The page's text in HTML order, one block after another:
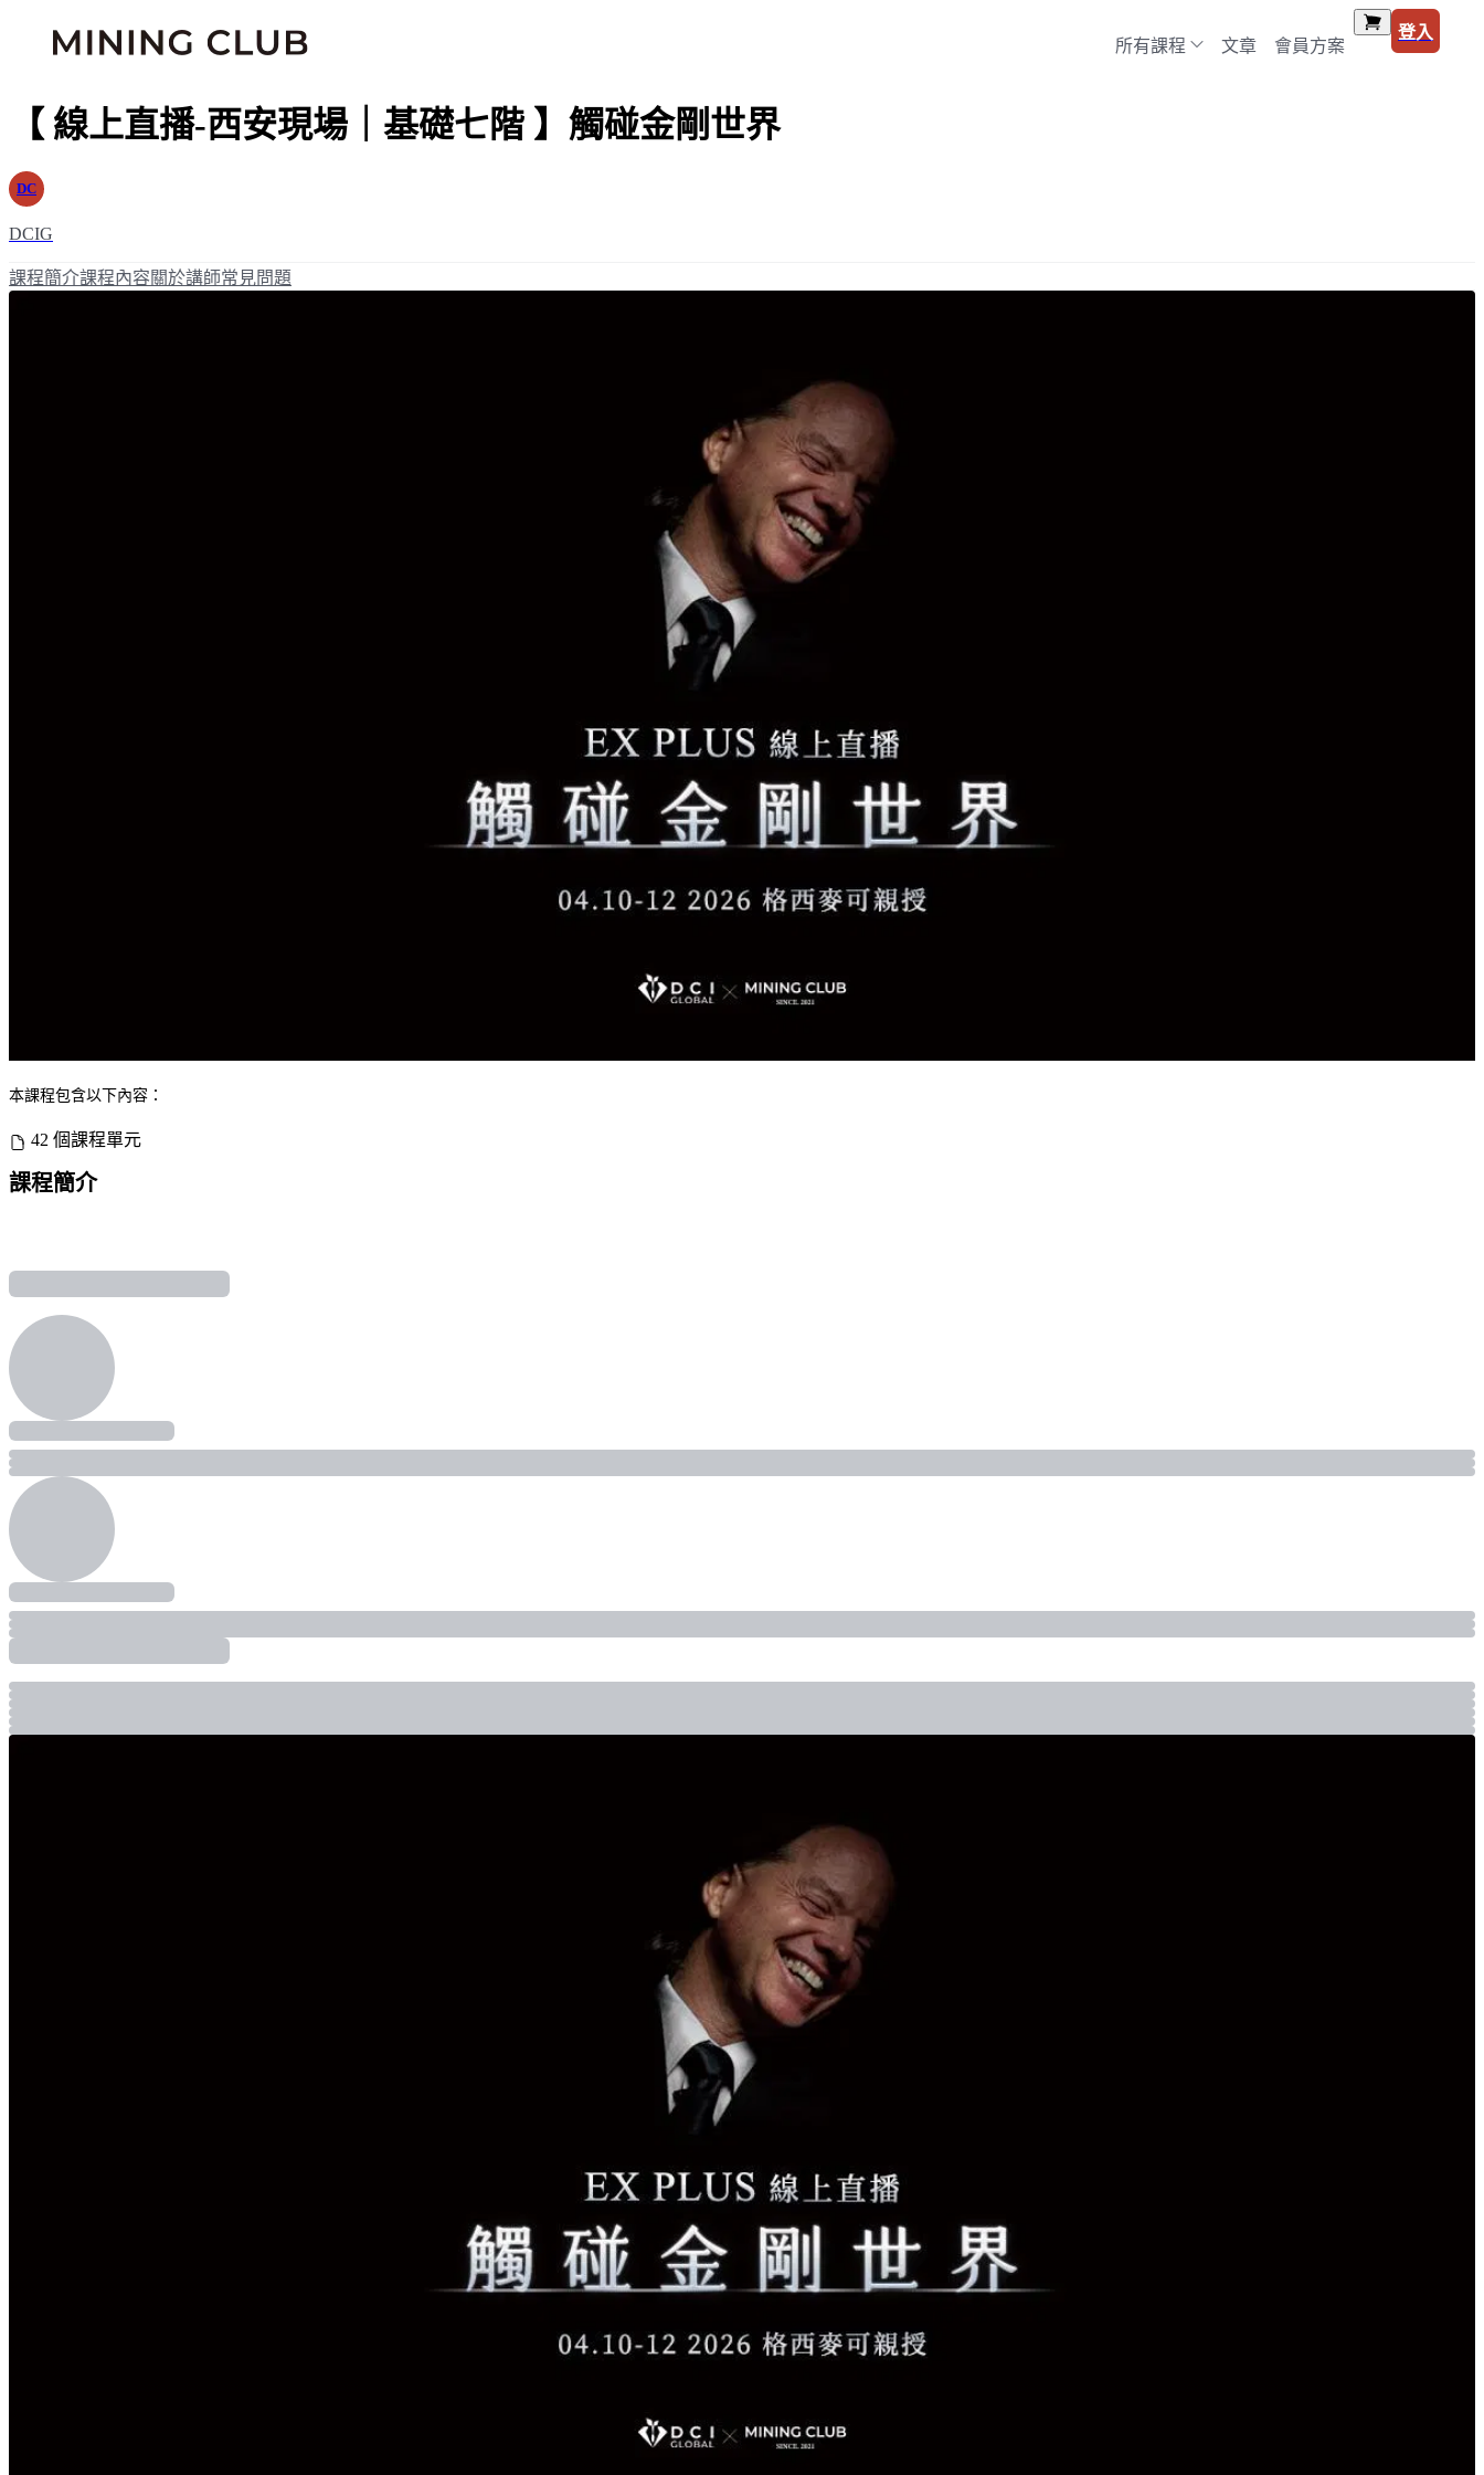
所有課程 文章 會員方案
登入
【 線上直播-西安現場｜基礎七階 】觸碰金剛世界
DC
DCIG
課程簡介課程內容關於講師常見問題
本課程包含以下內容：
42 個課程單元
課程簡介